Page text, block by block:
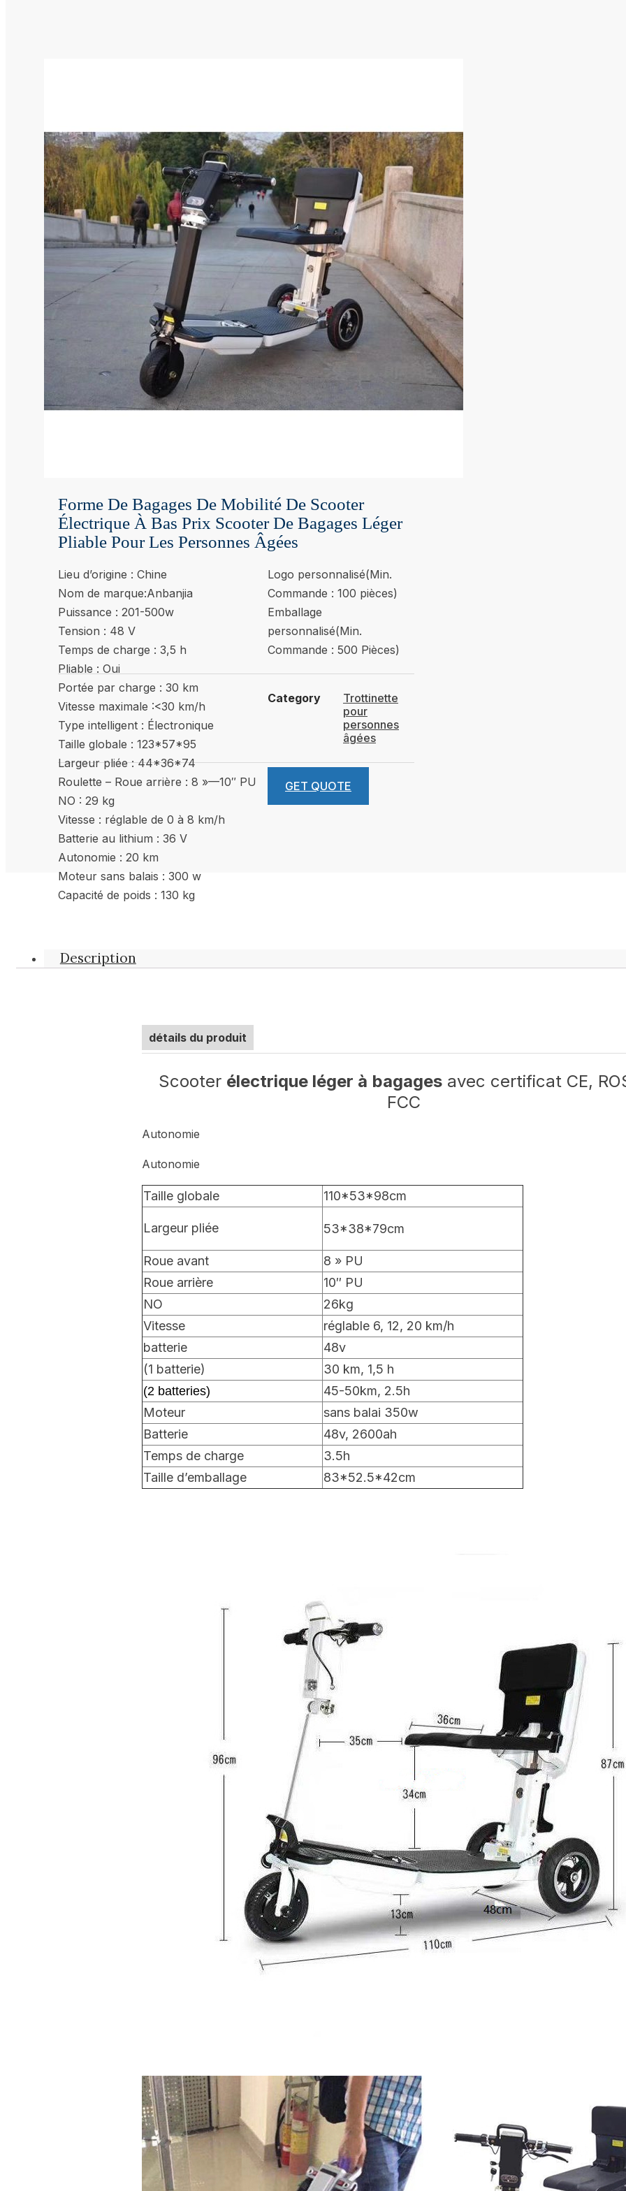
Forme De Bagages De Mobilité De Scooter
Électrique À Bas Prix Scooter De Bagages Léger
Pliable Pour Les Personnes Âgées
Lieu d’origine : Chine
Nom de marque:Anbanjia
Puissance : 201-500w
Tension : 48 V
Temps de charge : 3,5 h
Pliable : Oui
Portée par charge : 30 km
Vitesse maximale :<30 km/h
Type intelligent : Électronique
Taille globale : 123*57*95
Largeur pliée : 44*36*74
Roulette – Roue arrière : 8 »—10″ PU
NO : 29 kg
Vitesse : réglable de 0 à 8 km/h
Batterie au lithium : 36 V
Autonomie : 20 km
Moteur sans balais : 300 w
Capacité de poids : 130 kg
Logo personnalisé(Min.
Commande : 100 pièces)
Emballage
personnalisé(Min.
Commande : 500 Pièces)
Category
Trottinette
pour
personnes
âgées
GET QUOTE
Description
détails du produit
Scooter électrique léger à bagagesavec certificat CE,
FCC
Autonomie
Autonomie
Taille globale 110*53*98cm
Largeur pliée 53*38*79cm
Roue avant
8 » PU
Roue arrière
10″ PU
NO
26kg
Vitesse
réglable 6, 12, 20 km/h
batterie
48v
(1 batterie)
30 km, 1,5 h
(2 batteries)
45-50km, 2.5h
Moteur
sans balai 350w
Batterie
48v, 2600ah
Temps de charge
3.5h
Taille d’emballage
83*52.5*42cm